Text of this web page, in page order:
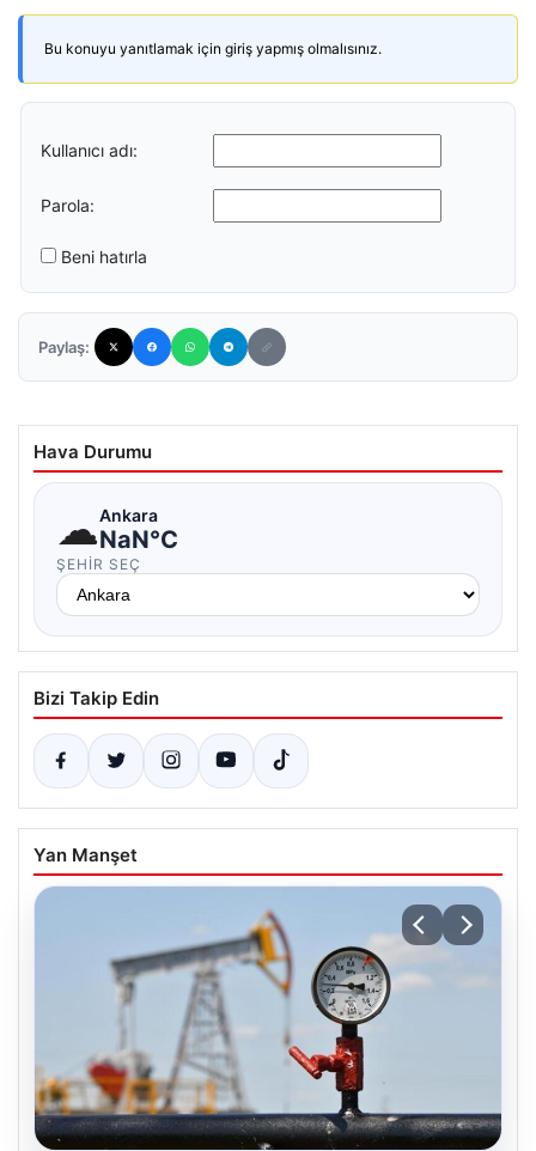
Bu konuyu yanıtlamak için giriş yapmış olmalısınız.
Kullanıcı adı:
Parola:
Beni hatırla
Paylaş:
Hava Durumu
☁Ankara
NaN°C
ŞEHIR SEÇ
Bizi Takip Edin
Yan Manşet